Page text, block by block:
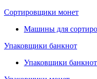
Сортировщики монет
Машины для
Упаковщики банкнот
Упаковщики